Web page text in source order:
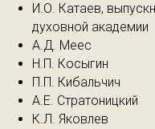
И.О. Катаев,
духовной академии
А.Д. Меес
Н.П. Косыгин
П.П. Кибальчич
А.Е. Стратоницкий
К.Л. Яковлев